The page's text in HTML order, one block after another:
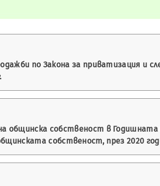
по Закона за приватизация и
общинска собственост в Годишната
собственост, през 2020